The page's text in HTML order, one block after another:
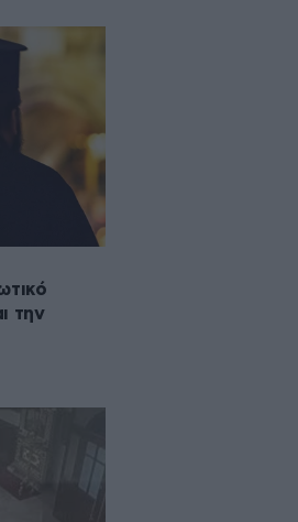
την